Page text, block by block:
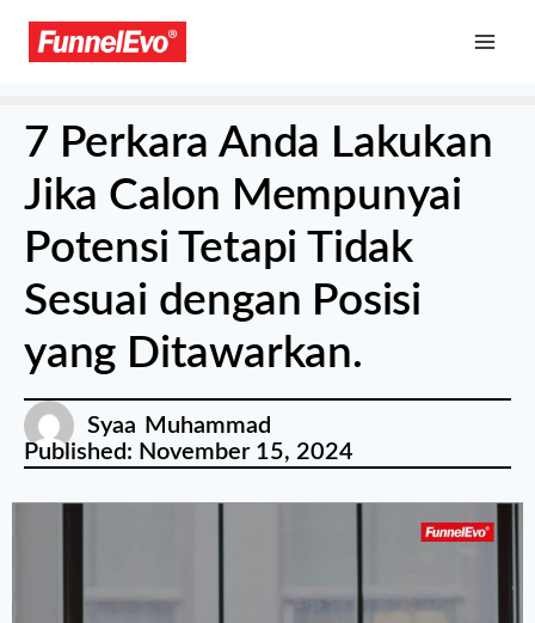
7 Perkara Anda Lakukan
Jika Calon Mempunyai
Potensi Tetapi Tidak
Sesuai dengan Posisi
yang Ditawarkan.
Syaa Muhammad
Published: November 15, 2024